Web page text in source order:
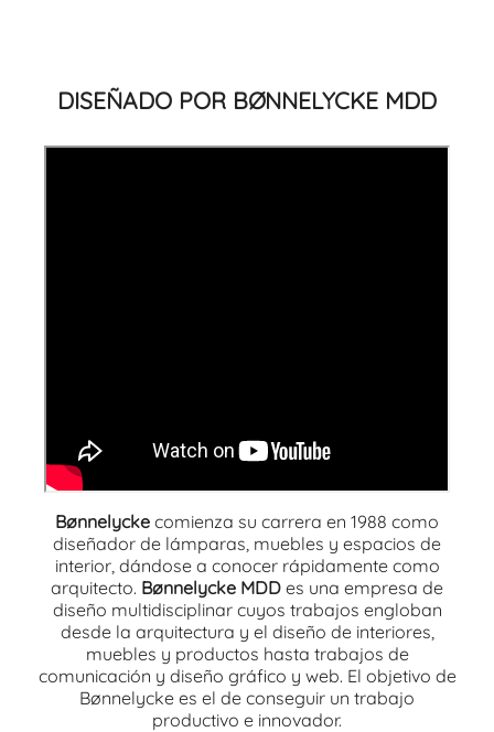
DISEÑADO POR BØNNELYCKE MDD
Bønnelycke comienza su carrera en 1988 como
diseñador de lámparas, muebles y espacios de
interior, dándose a conocer rápidamente como
arquitecto. Bønnelycke MDD es una empresa de
diseño multidisciplinar cuyos trabajos engloban
desde la arquitectura y el diseño de interiores,
muebles y productos hasta trabajos de
comunicación y diseño gráfico y web. El objetivo de
Bønnelycke es el de conseguir un trabajo
productivo e innovador.